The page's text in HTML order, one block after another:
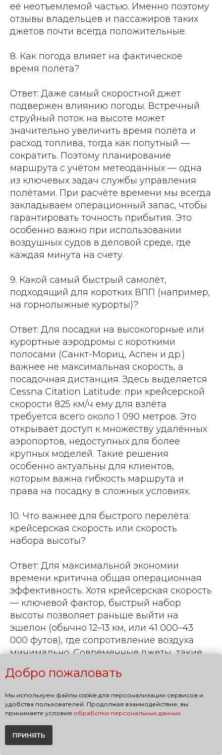
её неотъемлемой частью. Именно поэтому
отзывы владельцев и пассажиров таких
джетов почти всегда положительные.
8. Как погода влияет на фактическое
время полёта?
Ответ: Даже самый скоростной джет
подвержен влиянию погоды. Встречный
струйный поток на высоте может
значительно увеличить время полёта и
расход топлива, тогда как попутный —
сократить. Поэтому планирование
маршрута с учётом метеоданных — одна
из ключевых задач службы управления
полётами. При расчёте времени мы всегда
закладываем операционный запас, чтобы
гарантировать точность прибытия. Это
особенно важно при использовании
воздушных судов в деловой среде, где
каждая минута на счету.
9. Какой самый быстрый самолёт,
подходящий для коротких ВПП (например,
на горнолыжные курорты)?
Ответ: Для посадки на высокогорные или
курортные аэродромы с короткими
полосами (Санкт-Мориц, Аспен и др.)
важнее не максимальная скорость, а
посадочная дистанция. Здесь выделяется
Cessna Citation Latitude: при крейсерской
скорости 825 км/ч ему для взлёта
требуется всего около 1 090 метров. Это
открывает доступ к множеству удалённых
аэропортов, недоступных для более
крупных моделей. Такие решения
особенно актуальны для клиентов,
которым важна гибкость маршрута и
права на посадку в сложных условиях.
10. Что важнее для быстрого перелёта:
крейсерская скорость или скорость
набора высоты?
Ответ: Для максимальной экономии
времени критична общая операционная
эффективность. Хотя крейсерская скорость
— ключевой фактор, быстрый набор
высоты позволяет раньше выйти на
эшелон (обычно 12–13 км, или 41 000–43
000 футов), где сопротивление воздуха
минимально. Современные джеты, такие
как Gulfstream G650, способны
подниматься до 51 000 футов (более 15,5
взлёта. Наш сервис оптимизирует весь
профиль полёта, чтобы вы получили
максимум от каждого часа в воздухе.
Особенно это ценно для тех, кто
Добро пожаловать
Мы используем файлы cookie для персонализации сервисов и
удобства пользователей. Продолжая взаимодействие, вы
принимаете условия обработки персональных данных.
ПРИНЯТЬ